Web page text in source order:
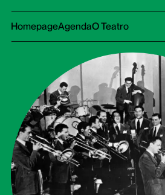
HomepageAgendaO Teatro